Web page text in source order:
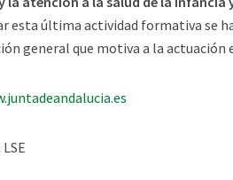
esta última actividad formativa se
general que motiva a la actuación